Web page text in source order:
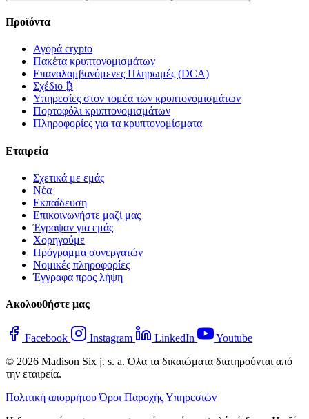
Προϊόντα
Αγορά crypto
Πακέτα κρυπτονομισμάτων
Επαναλαμβανόμενες Πληρωμές (DCA)
Σχέδιο ₿
Υπηρεσίες στον τομέα των κρυπτονομισμάτων
Πορτοφόλι κρυπτονομισμάτων
Πληροφορίες για τα κρυπτονομίσματα
Εταιρεία
Σχετικά με εμάς
Νέα
Εκπαίδευση
Επικοινωνήστε μαζί μας
Έγραψαν για εμάς
Χορηγούμε
Πρόγραμμα συνεργατών
Νομικές πληροφορίες
Έγγραφα προς λήψη
Ακολουθήστε μας
Facebook Instagram LinkedIn
Youtube
© 2026 Madison Six j. s. a. Όλα τα δικαιώματα διατηρούνται από
την εταιρεία.
Πολιτική απορρήτου Όροι Παροχής Υπηρεσιών